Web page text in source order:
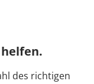
des richtigen